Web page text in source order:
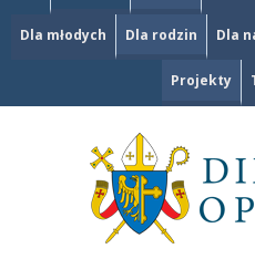
Dla młodych Dla rodzin Dla
Projekty